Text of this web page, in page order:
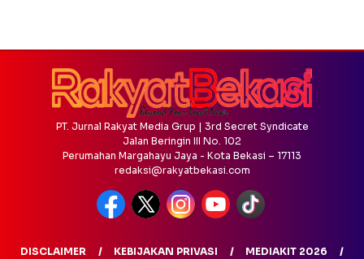
PT. Jurnal Rakyat Media Grup | 3rd Secret Syndicate
Jalan Beringin III No. 102
Perumahan Margahayu Jaya - Kota Bekasi – 17113
redaksi@rakyatbekasi.com
DISCLAIMER KEBIJAKAN PRIVASI
MEDIAKIT 2026